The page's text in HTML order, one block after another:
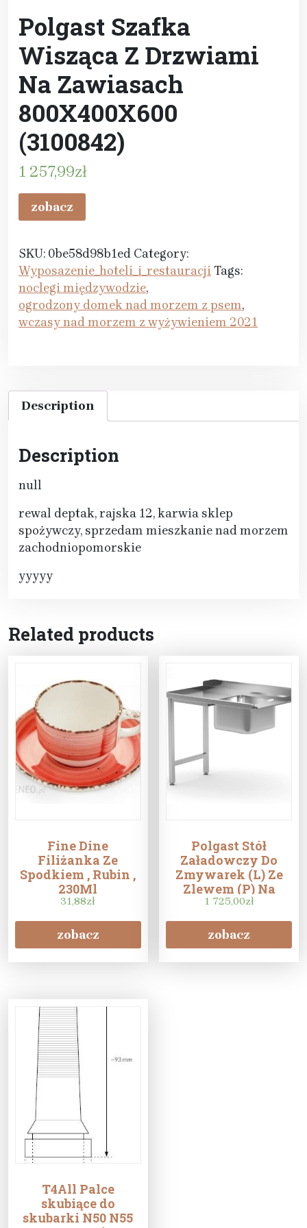
Polgast Szafka
Wisząca Z Drzwiami
Na Zawiasach
800X400X600
(3100842)
1 257,99zł
zobacz
SKU: 0be58d98b1ed Category:
Wyposazenie_hoteli_i_restauracjiTags:
noclegi międzywodzie,
ogrodzony domek nad morzem z psem,
wczasy nad morzem z wyżywieniem 2021
Description
Description
null
rewal deptak, rajska 12, karwia sklep
spożywczy, sprzedam mieszkanie nad morzem
zachodniopomorskie
yyyyy
Related products
Fine Dine
Filiżanka Ze
Spodkiem , Rubin ,
230Ml
31,88zł
zobacz
Polgast Stół
Załadowczy Do
Zmywarek (L) Ze
Zlewem (P) Na
Dwóch Nogach
900X700X850
(240097L)
1 725,00zł
zobacz
T4All Palce
skubiące do
skubarki N50 N55